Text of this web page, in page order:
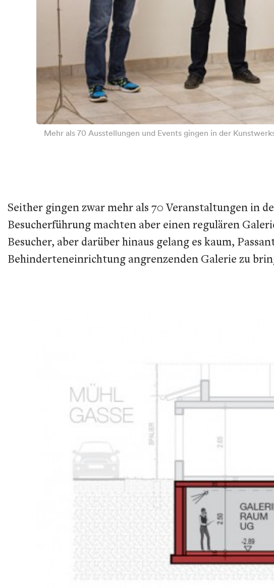
Mehr als 70 Ausstellungen und Events gingen in der
Seither gingen zwar mehr als 70 Veranstaltungen in
Besucherführung machten aber einen regulären
Besucher, aber darüber hinaus gelang es kaum,
Behinderteneinrichtung angrenzenden Galerie zu